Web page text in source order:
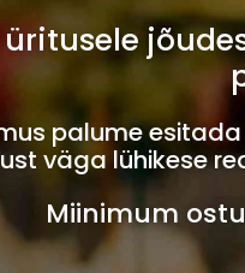
palume
väga lühikese
Miinimum